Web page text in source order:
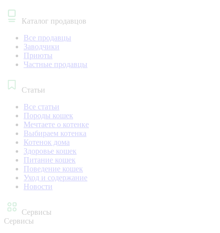
Каталог продавцов
Все продавцы
Заводчики
Приюты
Частные продавцы
Статьи
Все статьи
Породы кошек
Мечтаете о котенке
Выбираем котенка
Котенок дома
Здоровье кошек
Питание кошек
Поведение кошек
Уход и содержание
Новости
Сервисы
Сервисы